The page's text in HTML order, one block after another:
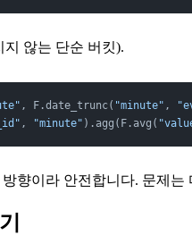
않는 단순 버킷).
, F.date_trunc( "minute" ,
, "minute" ).agg(F.avg(
방향이라 안전합니다. 문제